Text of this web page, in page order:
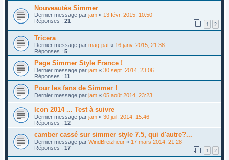
Nouveautés Simmer
Dernier message par jam « 13 févr. 2015, 10:50
Réponses : 21 1 2
Tricera
Dernier message par mag-pat « 16 janv. 2015, 21:38
Réponses : 5
Page Simmer Style France !
Dernier message par jam « 30 sept. 2014, 23:06
Réponses : 11
Pour les fans de Simmer !
Dernier message par jam « 05 août 2014, 23:23
Icon 2014 ... Test à suivre
Dernier message par jam « 30 juil. 2014, 15:46
Réponses : 12
camber cassé sur simmer style 7.5, qui d'autre?...
Dernier message par WindBreizheur « 17 mars 2014, 21:28
Réponses : 17 1 2